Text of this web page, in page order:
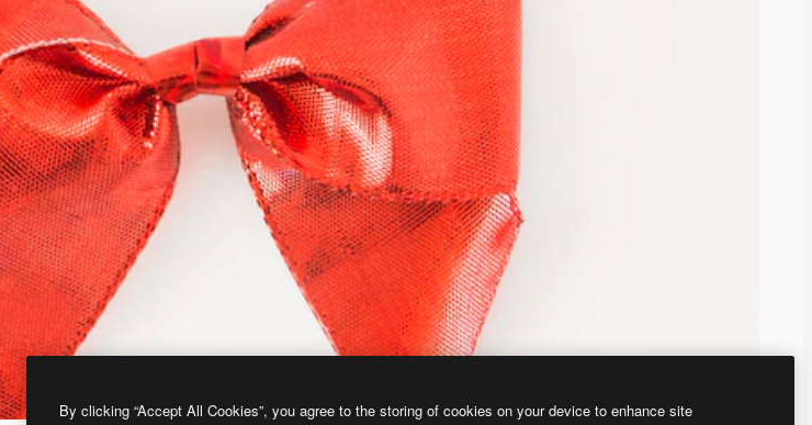
By clicking “Accept All Cookies”, you agree to the storing of cookies on your device to enhance site